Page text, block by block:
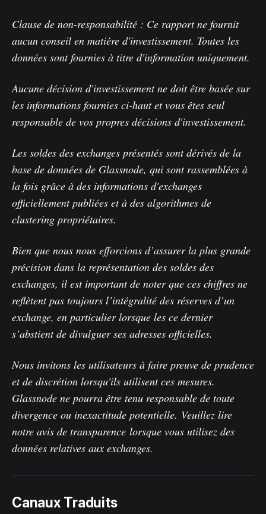
Clause de non-responsabilité : Ce rapport ne fournit
aucun conseil en matière d'investissement. Toutes les
données sont fournies à titre d'information uniquement.
Aucune décision d'investissement ne doit être basée sur
les informations fournies ci-haut et vous êtes seul
responsable de vos propres décisions d'investissement.
Les soldes des exchanges présentés sont dérivés de la
base de données de Glassnode, qui sont rassemblées à
la fois grâce à des informations d'exchanges
officiellement publiées et à des algorithmes de
clustering propriétaires.
Bien que nous nous efforcions d’assurer la plus grande
précision dans la représentation des soldes des
exchanges, il est important de noter que ces chiffres ne
reflètent pas toujours l’intégralité des réserves d’un
exchange, en particulier lorsque les ce dernier
s’abstient de divulguer ses adresses officielles.
Nous invitons les utilisateurs à faire preuve de prudence
et de discrétion lorsqu'ils utilisent ces mesures.
Glassnode ne pourra être tenu responsable de toute
divergence ou inexactitude potentielle. Veuillez lire
notre avis de transparence lorsque vous utilisez des
données relatives aux exchanges.
Canaux Traduits